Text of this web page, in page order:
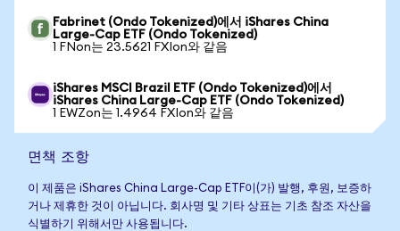
Fabrinet (Ondo Tokenized)에서 iShares China
Large-Cap ETF (Ondo Tokenized)
1 FNon는 23.5621 FXIon와 같음
iShares MSCI Brazil ETF (Ondo Tokenized)에서
iShares China Large-Cap ETF (Ondo Tokenized)
1 EWZon는 1.4964 FXIon와 같음
면책 조항
이 제품은 iShares China Large-Cap ETF이(가) 발행, 후원, 보증하
거나 제휴한 것이 아닙니다. 회사명 및 기타 상표는 기초 참조 자산을
식별하기 위해서만 사용됩니다.